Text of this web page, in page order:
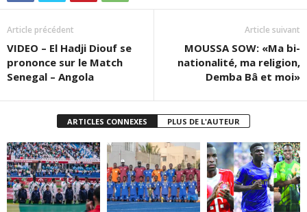
Article précédent
VIDEO – El Hadji Diouf se
prononce sur le Match
Senegal – Angola
Article suivant
MOUSSA SOW: «Ma bi-
nationalité, ma religion,
Demba Bâ et moi»
ARTICLES CONNEXES PLUS DE L'AUTEUR